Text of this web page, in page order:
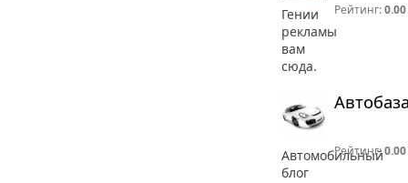
Гении
рекламы
вам
сюда.
Рейтинг:0.00
Автомобильный
блог
Рейтинг:0.00